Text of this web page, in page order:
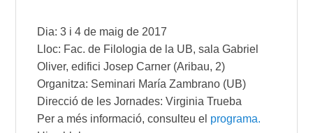
Dia: 3 i 4 de maig de 2017
Lloc: Fac. de Filologia de la UB, sala Gabriel
Oliver, edifici Josep Carner (Aribau, 2)
Organitza: Seminari María Zambrano (UB)
Direcció de les Jornades: Virginia Trueba
Per a més informació, consulteu el programa.